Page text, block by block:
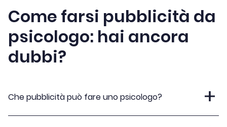
Come farsi pubblicità da
psicologo: hai ancora
dubbi?
Che pubblicità può fare uno psicologo?